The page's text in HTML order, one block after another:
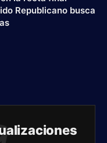
Republicano busca